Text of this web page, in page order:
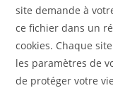
site demande à
ce fichier dans un
cookies. Chaque
les paramètres de
de protéger votre